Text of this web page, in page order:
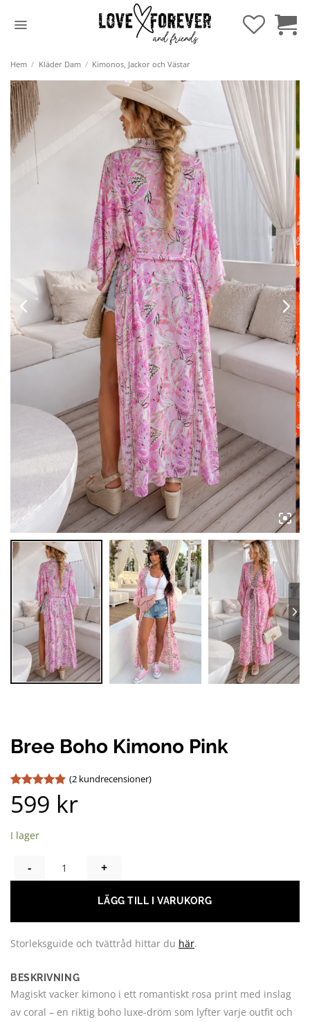
Hem / Kläder Dam / Kimonos, Jackor och Västar
Bree Boho Kimono Pink
Betygsatt 5
av 5
2
(2kundrecensioner)
599 kr
I lager
BREE BOHO KIMONO PINK MÄNGD
LÄGG TILL I VARUKORG
Storleksguide och tvättråd hittar du här.
BESKRIVNING
Magiskt vacker kimono i ett romantiskt rosa print med inslag
av coral – en riktig boho luxe-dröm som lyfter varje outfit och